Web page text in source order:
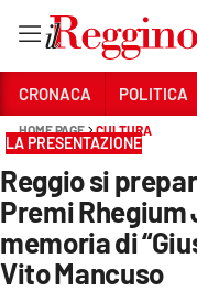
Sezioni
CRONACA
POLITICA
SANITÀ
CRONACA POLITICA
HOME PAGE CULTURA
LA PRESENTAZIONE
Reggio si
Premi
memoria di
Vito Mancuso